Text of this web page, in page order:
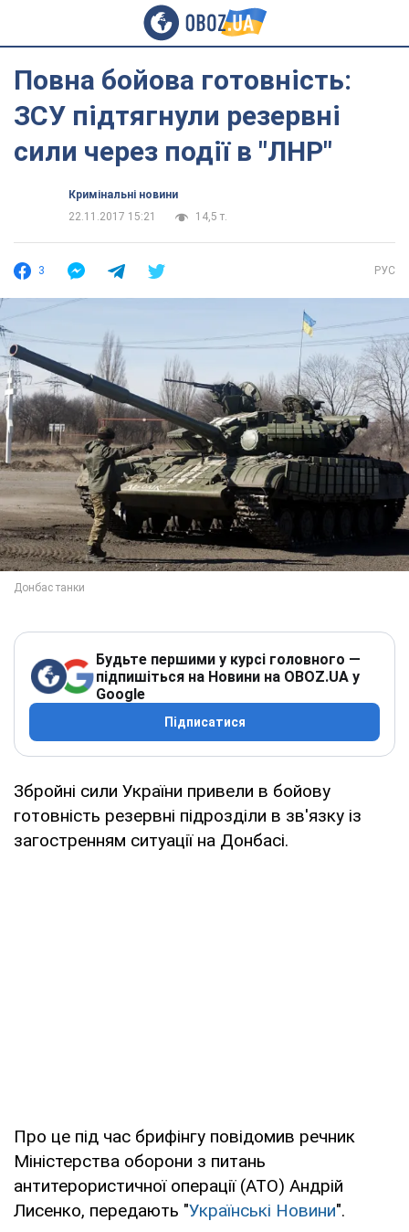
Повна бойова готовність:
ЗСУ підтягнули резервні
сили через події в "ЛНР"
Кримінальні новини
22.11.2017 15:21
14,5 т.
3 РУС
Будьте першими у курсі головного —
підпишіться на Новини на OBOZ.UA у
Google
Підписатися
Збройні сили України привели в бойову
готовність резервні підрозділи в зв'язку із
загостренням ситуації на Донбасі.
Про це під час брифінгу повідомив речник
Міністерства оборони з питань
антитерористичної операції (АТО) Андрій
Лисенко, передають "Українські Новини".